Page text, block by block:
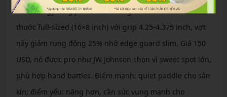
Technology tăng power mà không mất control. Kích
thước full-sized (16×8 inch) với grip 4.25-4.375 inch, vợt
này giảm rung động 25% nhờ edge guard slim. Giá 150
USD, nó được pro như JW Johnson chọn vì sweet spot lớn,
phù hợp hand battles. Điểm mạnh: quiet paddle cho sân
kín; điểm yếu: nặng hơn, cần sức vung mạnh cho